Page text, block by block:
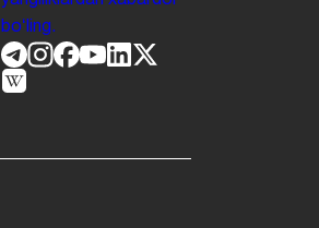
boʻling.